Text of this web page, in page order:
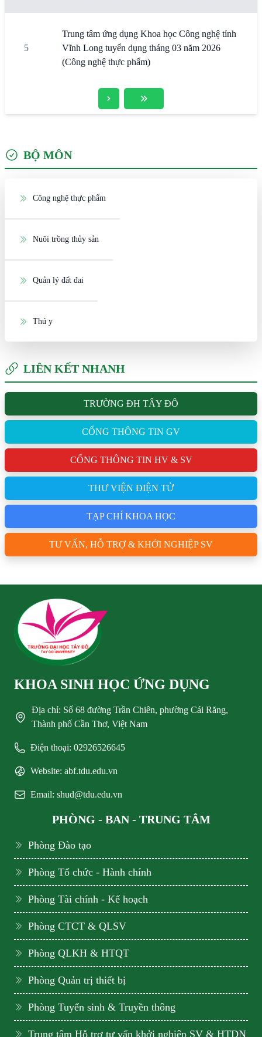
5
Trung tâm ứng dụng Khoa học Công nghệ tỉnh
Vĩnh Long tuyển dụng tháng 03 năm 2026
(Công nghệ thực phẩm)
BỘ MÔN
Công nghệ thực phẩm
Nuôi trồng thủy sản
Quản lý đất đai
Thú y
LIÊN KẾT NHANH
TRƯỜNG ĐH TÂY ĐÔ
CỔNG THÔNG TIN GV
CỔNG THÔNG TIN HV & SV
THƯ VIỆN ĐIỆN TỬ
TẠP CHÍ KHOA HỌC
TƯ VẤN, HỖ TRỢ & KHỞI NGHIỆP SV
KHOA SINH HỌC ỨNG DỤNG
Địa chỉ: Số 68 đường Trần Chiên, phường Cái Răng,
Thành phố Cần Thơ, Việt Nam
Điện thoại: 02926526645
Website: abf.tdu.edu.vn
Email: shud@tdu.edu.vn
PHÒNG - BAN - TRUNG TÂM
Phòng Đào tạo
Phòng Tổ chức - Hành chính
Phòng Tài chính - Kế hoạch
Phòng CTCT & QLSV
Phòng QLKH & HTQT
Phòng Quản trị thiết bị
Phòng Tuyển sinh & Truyền thông
Trung tâm Hỗ trợ tư vấn khởi nghiệp SV & HTDN